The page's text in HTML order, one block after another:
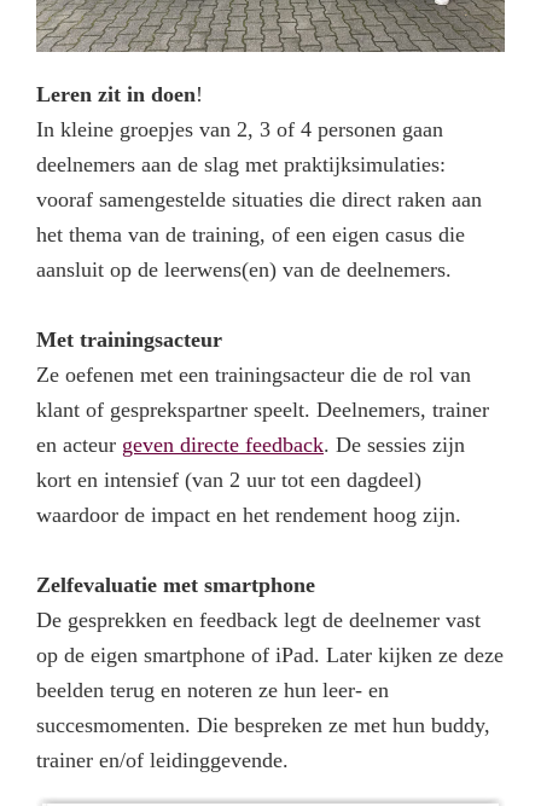
Leren zit in doen!
In kleine groepjes van 2, 3 of 4 personen gaan
deelnemers aan de slag met praktijksimulaties:
vooraf samengestelde situaties die direct raken aan
het thema van de training, of een eigen casus die
aansluit op de leerwens(en) van de deelnemers.
Met trainingsacteur
Ze oefenen met een trainingsacteur die de rol van
klant of gesprekspartner speelt. Deelnemers, trainer
en acteur geven directe feedback. De sessies zijn
kort en intensief (van 2 uur tot een dagdeel)
waardoor de impact en het rendement hoog zijn.
Zelfevaluatie met smartphone
De gesprekken en feedback legt de deelnemer vast
op de eigen smartphone of iPad. Later kijken ze deze
beelden terug en noteren ze hun leer- en
succesmomenten. Die bespreken ze met hun buddy,
trainer en/of leidinggevende.